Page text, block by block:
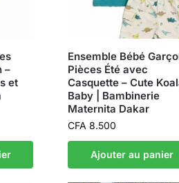
–
et
Ensemble Bébé
Pièces Été avec
Casquette – Cute
Baby | Bambinerie
Maternita Dakar
CFA 8.500
Ajouter au panier